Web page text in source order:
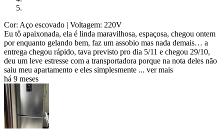
Cor: Aço escovado | Voltagem: 220V
Eu tô apaixonada, ela é linda maravilhosa, espaçosa, chegou ontem
por enquanto gelando bem, faz um assobio mas nada demais… a
entrega chegou rápido, tava previsto pro dia 5/11 e chegou 29/10,
deu um leve estresse com a transportadora porque na nota deles não
saiu meu apartamento e eles simplesmente ... ver mais
há 9 meses